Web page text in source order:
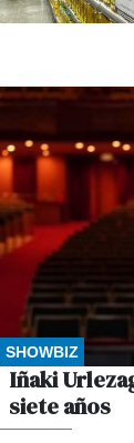
SHOWBIZ
Iñaki
siete años